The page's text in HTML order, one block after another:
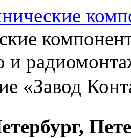
и
«Завод